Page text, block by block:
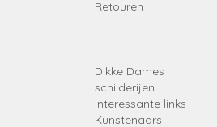
Retouren
Dikke Dames
schilderijen
Interessante links
Kunstenaars